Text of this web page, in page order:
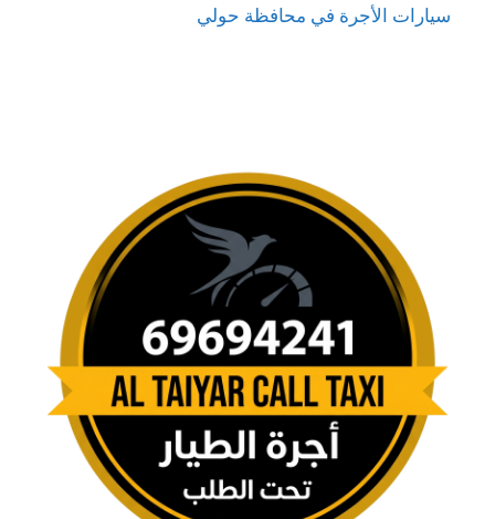
سيارات الأجرة في محافظة حولي